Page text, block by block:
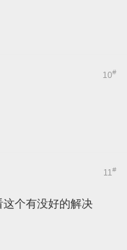
10#
11#
个有没好的解决